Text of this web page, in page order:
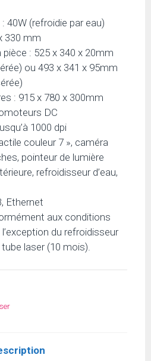
40W (refroidie par eau)
330 mm
pièce : 525 x 340 x 20mm
ou 493 x 341 x 95mm
: 915 x 780 x 300mm
DC
1000 dpi
couleur 7 », caméra
pointeur de lumière
refroidisseur d’eau,
Ethernet
aux conditions
du refroidisseur
laser (10 mois).